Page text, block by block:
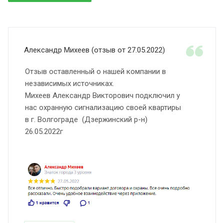
Александр Михеев (отзыв от 27.05.2022)
Отзыв оставленный о нашей компании в
независимых источниках.
Михеев Александр Викторович подключил у
нас охранную сигнализацию своей квартиры
в г. Волгограде (Дзержинский р-н)
26.05.2022г